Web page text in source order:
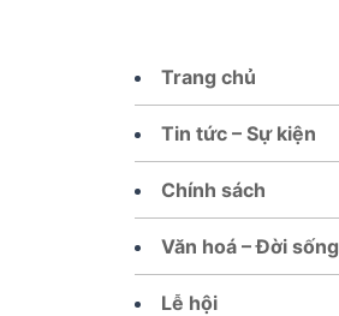
Trang chủ
Tin tức – Sự kiện
Chính sách
Văn hoá – Đời sống
Lễ hội